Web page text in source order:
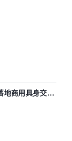
商用具身交互